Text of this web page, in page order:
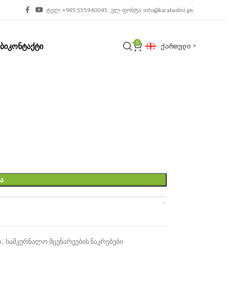
ტელ: +995 555940045. ელ-ფოსტა: info@karabadini.ge
ᲙᲝᲜᲢᲐᲥᲢᲘ 0 ქართული ▼
, სამკურნალო მცენარეების ნაკრებები